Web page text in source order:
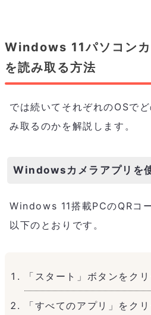
Windows 11パソコンカ
を読み取る方法
では続いてそれぞれのOSで
み取るのかを解説します。
Windowsカメラアプリを
Windows 11搭載PCのQRコ
以下のとおりです。
「スタート」ボタンをクリ
「すべてのアプリ」をクリ